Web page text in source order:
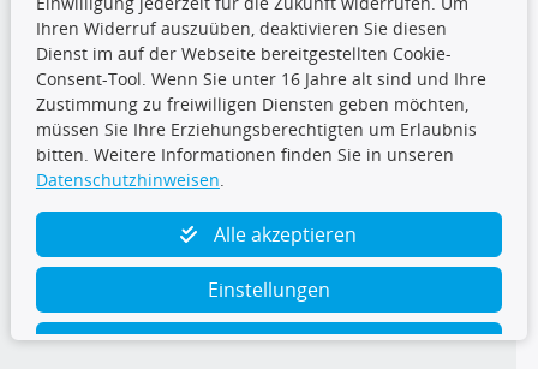
Folge uns
TecDoc Inside
Ihren Widerruf auszuüben, deaktivieren Sie diesen
Dienst im auf der Webseite bereitgestellten Cookie-
Consent-Tool. Wenn Sie unter 16 Jahre alt sind und Ihre
Zustimmung zu freiwilligen Diensten geben möchten,
müssen Sie Ihre Erziehungsberechtigten um Erlaubnis
bitten. Weitere Informationen finden Sie in unseren
Datenschutzhinweisen
Alle akzeptieren
Einstellungen
Ablehnen